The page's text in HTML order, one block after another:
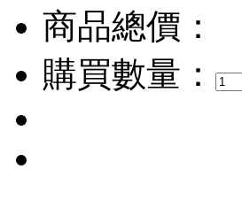
商品總價：
購買數量：